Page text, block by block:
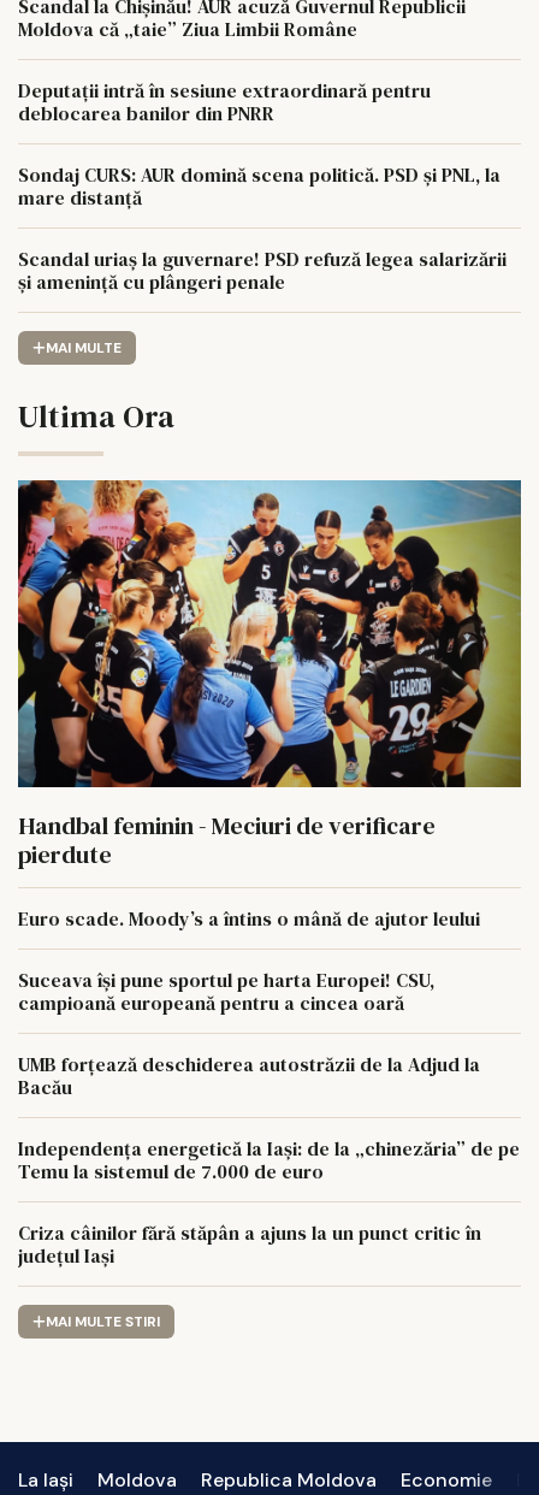
Scandal la Chișinău! AUR acuză Guvernul Republicii
Moldova că „taie” Ziua Limbii Române
Deputații intră în sesiune extraordinară pentru
deblocarea banilor din PNRR
Sondaj CURS: AUR domină scena politică. PSD și PNL, la
mare distanță
Scandal uriaș la guvernare! PSD refuză legea salarizării
și amenință cu plângeri penale
MAI MULTE
Ultima Ora
Handbal feminin - Meciuri de verificare
pierdute
Euro scade. Moody’s a întins o mână de ajutor leului
Suceava își pune sportul pe harta Europei! CSU,
campioană europeană pentru a cincea oară
UMB forțează deschiderea autostrăzii de la Adjud la
Bacău
Independența energetică la Iași: de la „chinezăria” de pe
Temu la sistemul de 7.000 de euro
Criza câinilor fără stăpân a ajuns la un punct critic în
județul Iași
MAI MULTE STIRI
La Iași Moldova Republica Moldova Economie